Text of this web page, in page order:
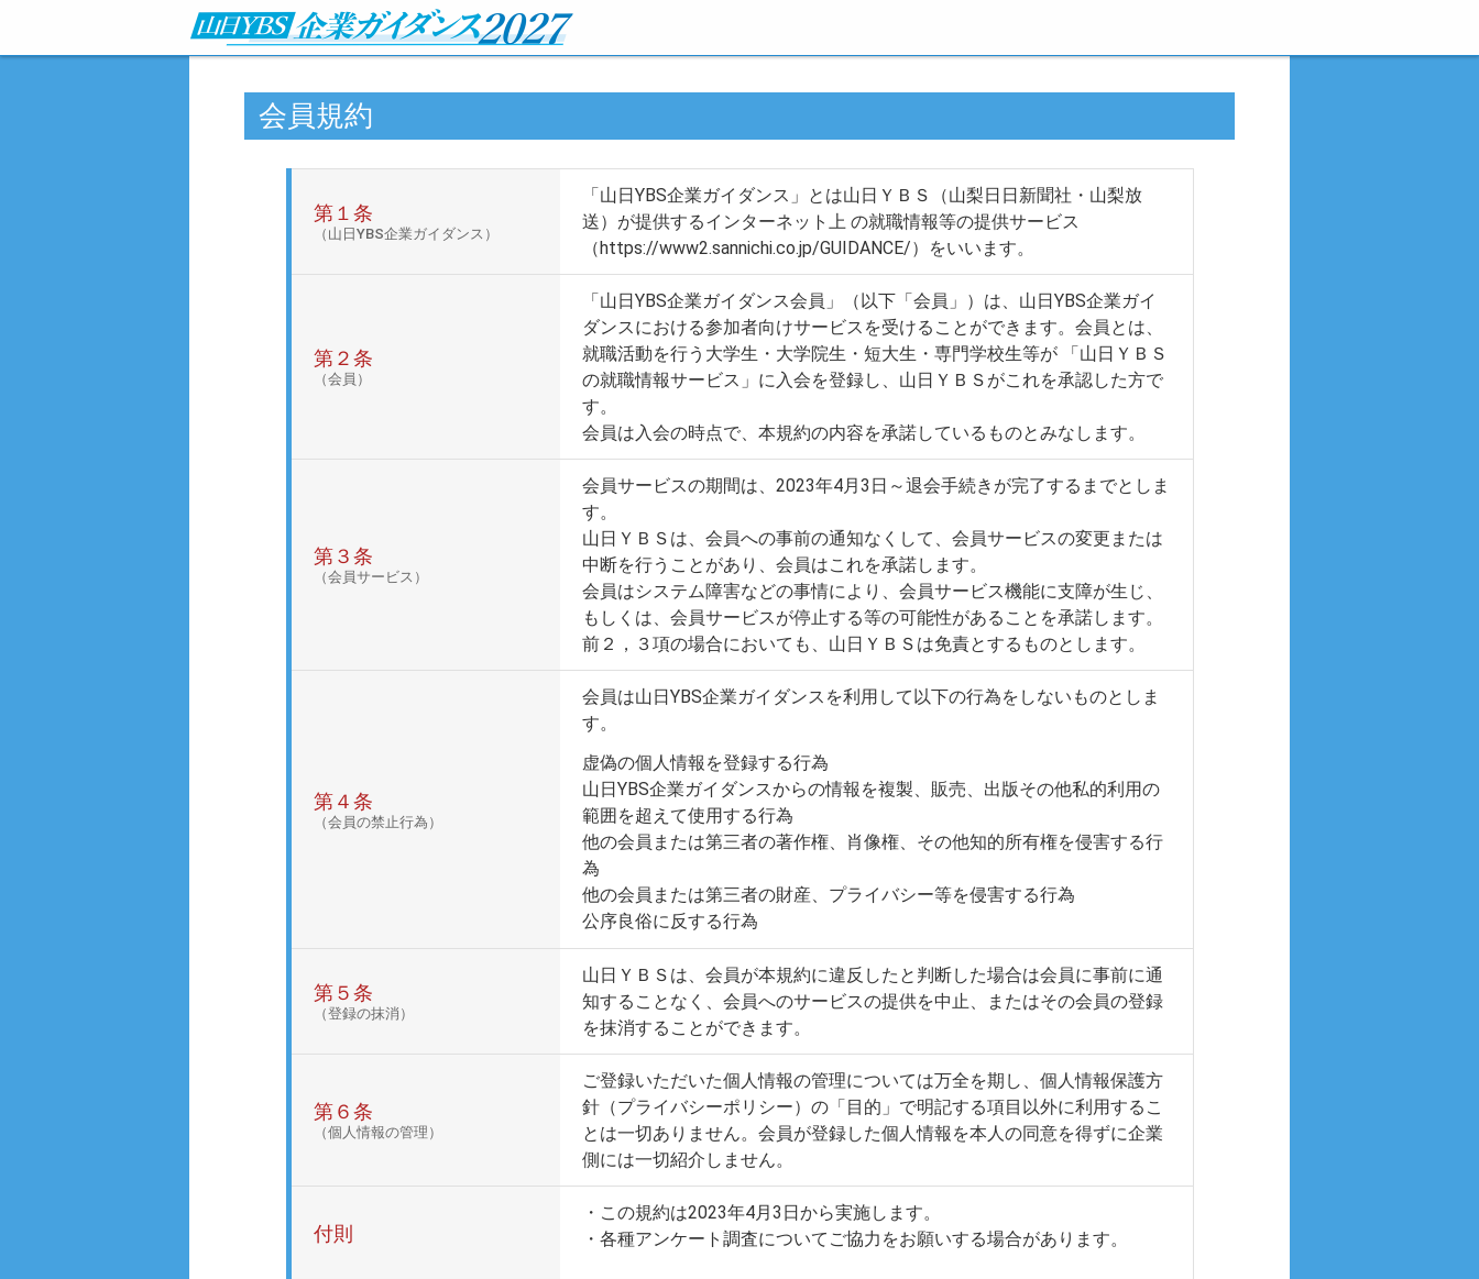
会員規約
第１条
（山日YBS企業ガイダンス）
「山日YBS企業ガイダンス」とは山日ＹＢＳ（山梨日日新聞社・山梨放
送）が提供するインターネット上 の就職情報等の提供サービス
（https://www2.sannichi.co.jp/GUIDANCE/）をいいます。
第２条
（会員）
「山日YBS企業ガイダンス会員」（以下「会員」）は、山日YBS企業ガイ
ダンスにおける参加者向けサービスを受けることができます。会員とは、
就職活動を行う大学生・大学院生・短大生・専門学校生等が 「山日ＹＢＳ
の就職情報サービス」に入会を登録し、山日ＹＢＳがこれを承認した方で
す。
会員は入会の時点で、本規約の内容を承諾しているものとみなします。
第３条
（会員サービス）
会員サービスの期間は、2023年4月3日～退会手続きが完了するまでとしま
す。
山日ＹＢＳは、会員への事前の通知なくして、会員サービスの変更または
中断を行うことがあり、会員はこれを承諾します。
会員はシステム障害などの事情により、会員サービス機能に支障が生じ、
もしくは、会員サービスが停止する等の可能性があることを承諾します。
前２，３項の場合においても、山日ＹＢＳは免責とするものとします。
第４条
（会員の禁止行為）
会員は山日YBS企業ガイダンスを利用して以下の行為をしないものとしま
す。
虚偽の個人情報を登録する行為
山日YBS企業ガイダンスからの情報を複製、販売、出版その他私的利用の
範囲を超えて使用する行為
他の会員または第三者の著作権、肖像権、その他知的所有権を侵害する行
為
他の会員または第三者の財産、プライバシー等を侵害する行為
公序良俗に反する行為
第５条
（登録の抹消）
山日ＹＢＳは、会員が本規約に違反したと判断した場合は会員に事前に通
知することなく、会員へのサービスの提供を中止、またはその会員の登録
を抹消することができます。
第６条
（個人情報の管理）
ご登録いただいた個人情報の管理については万全を期し、個人情報保護方
針（プライバシーポリシー）の「目的」で明記する項目以外に利用するこ
とは一切ありません。会員が登録した個人情報を本人の同意を得ずに企業
側には一切紹介しません。
付則
・この規約は2023年4月3日から実施します。
・各種アンケート調査についてご協力をお願いする場合があります。